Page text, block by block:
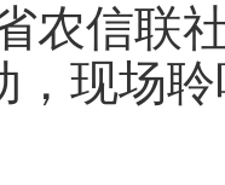
农信联
现场聆